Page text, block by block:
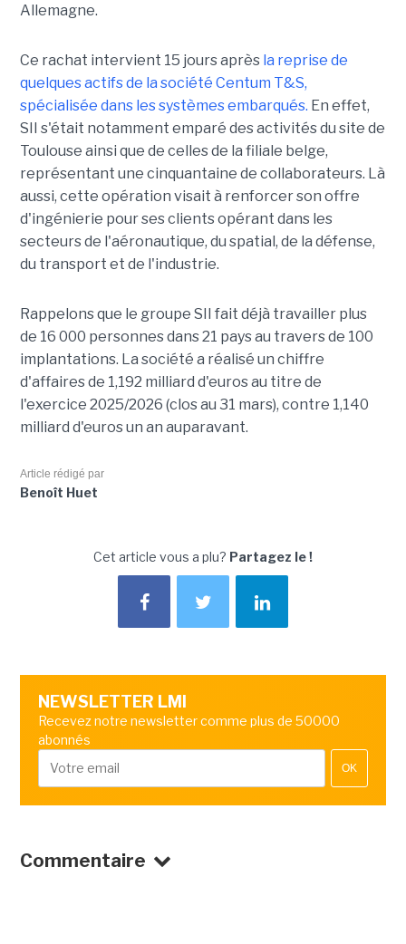
Allemagne.
Ce rachat intervient 15 jours après la reprise de
quelques actifs de la société Centum T&S,
spécialisée dans les systèmes embarqués. En effet,
SII s'était notamment emparé des activités du site de
Toulouse ainsi que de celles de la filiale belge,
représentant une cinquantaine de collaborateurs. Là
aussi, cette opération visait à renforcer son offre
d'ingénierie pour ses clients opérant dans les
secteurs de l'aéronautique, du spatial, de la défense,
du transport et de l'industrie.
Rappelons que le groupe SII fait déjà travailler plus
de 16 000 personnes dans 21 pays au travers de 100
implantations. La société a réalisé un chiffre
d'affaires de 1,192 milliard d'euros au titre de
l'exercice 2025/2026 (clos au 31 mars), contre 1,140
milliard d'euros un an auparavant.
Article rédigé par
Benoît Huet
Cet article vous a plu? Partagez le !
NEWSLETTER LMI
Recevez notre newsletter comme plus de 50000
abonnés
OK
Commentaire